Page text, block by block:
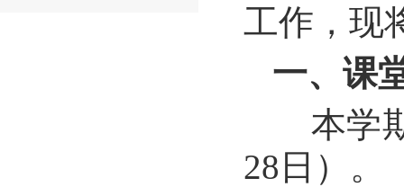
工作，现
一、课
本学
28日）。